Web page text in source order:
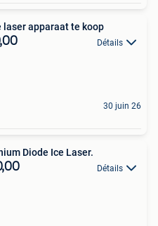
laser apparaat te koop
Détails
30 juin 26
Diode Ice Laser.
Détails